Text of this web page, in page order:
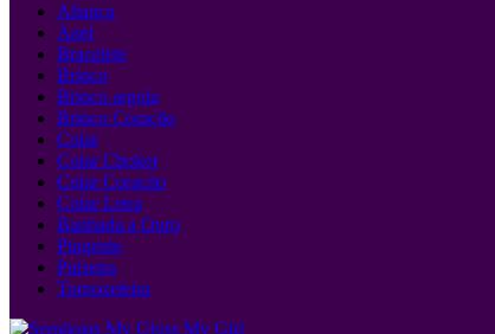
Aliança
Anel
Bracelete
Brinco
Brinco argola
Brinco Coração
Colar
Colar Choker
Colar Coração
Colar Letra
Banhada a Ouro
Pingente
Pulseira
Tornozeleira